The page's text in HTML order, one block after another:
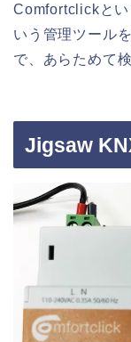
Comfortclickと
いう管理ツール
で、あらためて
Jigsaw